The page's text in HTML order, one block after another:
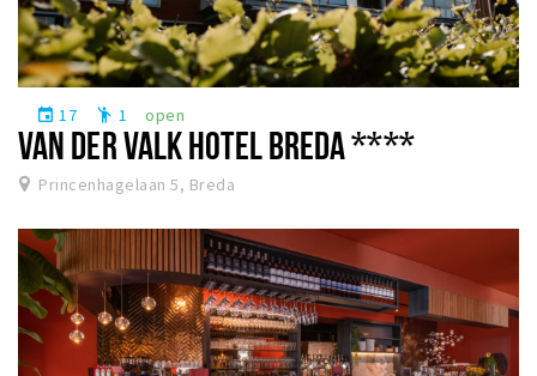
event 17 emoji_people 1 open
VAN DER VALK HOTEL BREDA ****
Princenhagelaan 5, Breda